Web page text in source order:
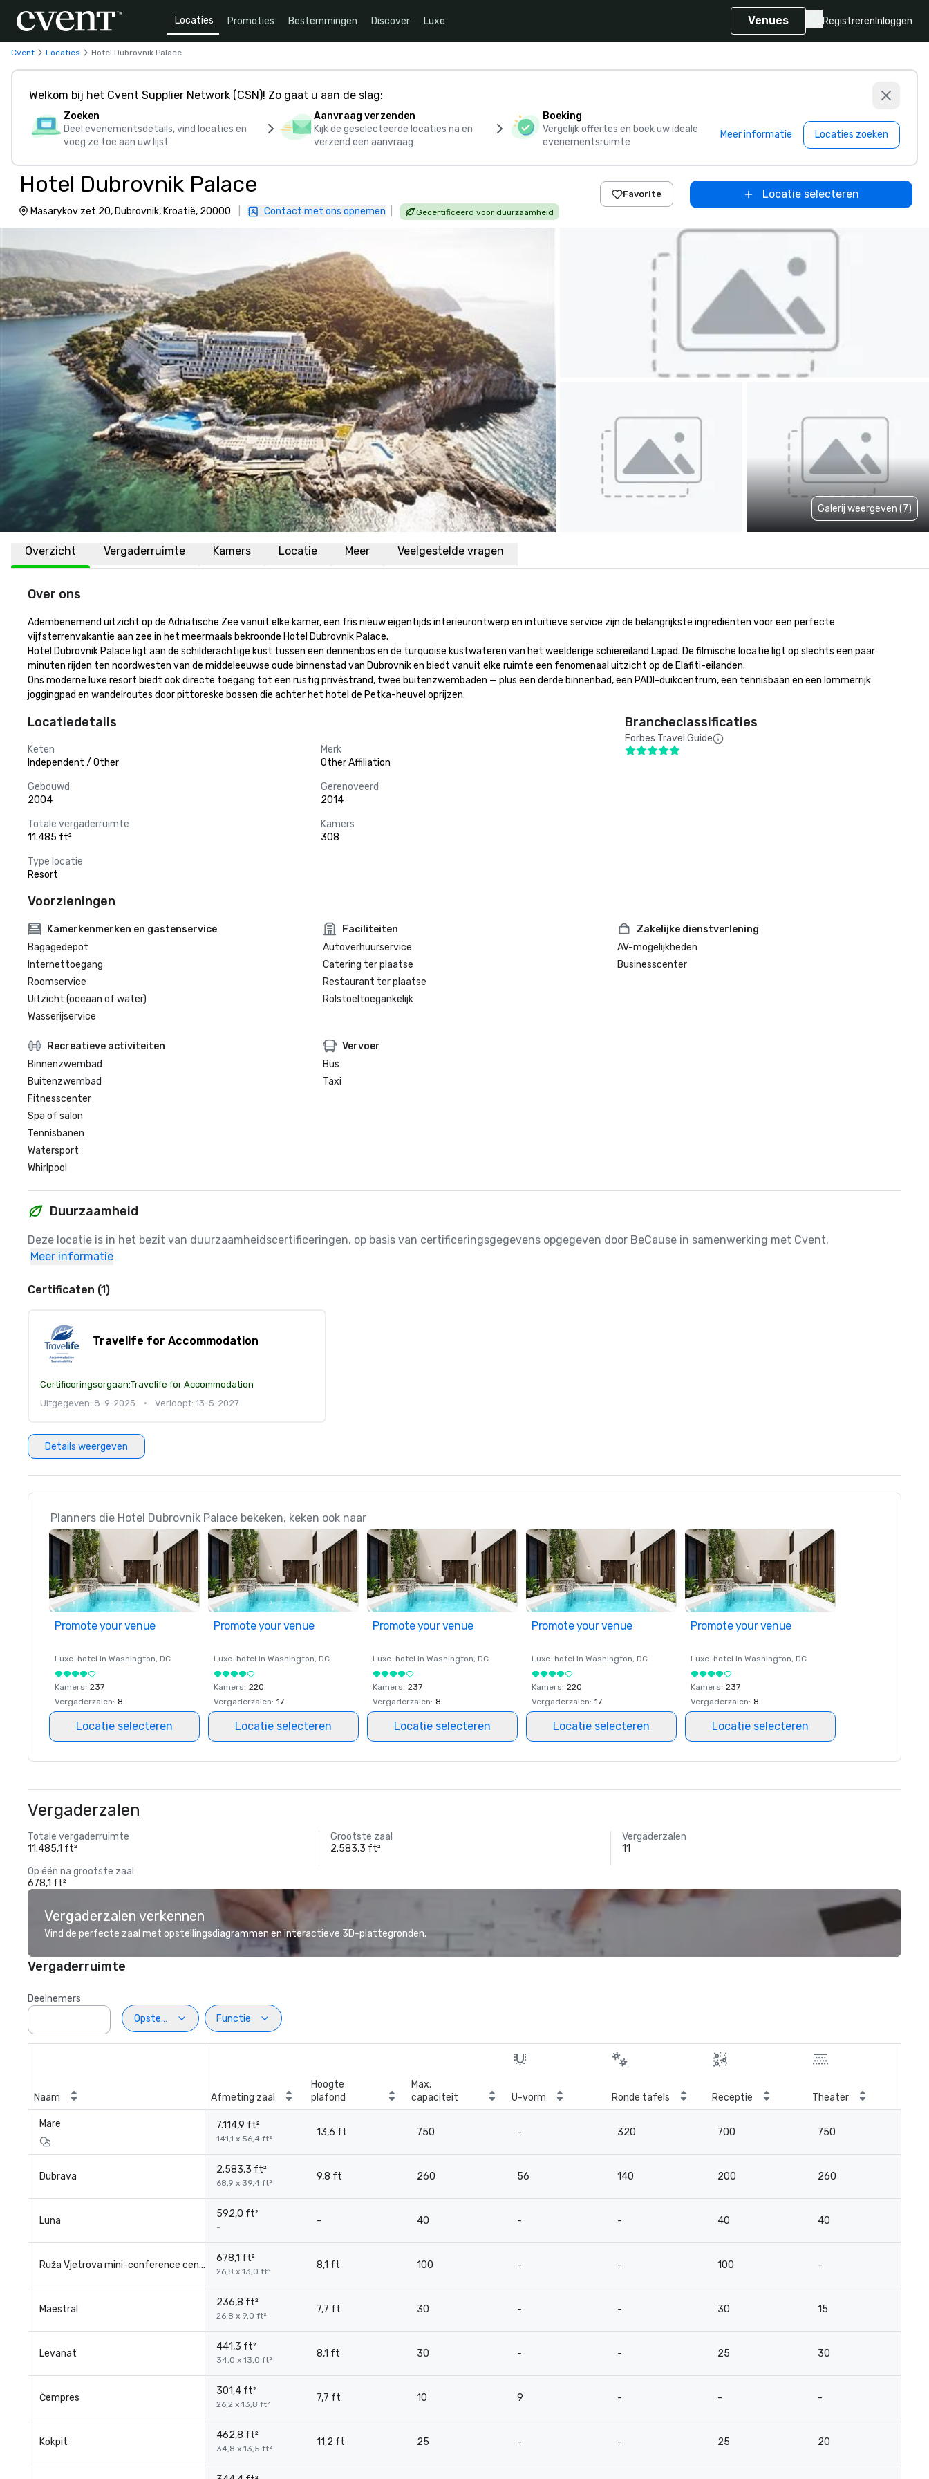
Locaties Promoties Bestemmingen Discover Luxe Venues Registreren Inloggen
Cvent Locaties Hotel Dubrovnik Palace
Welkom bij het Cvent Supplier Network (CSN)! Zo gaat u aan de slag:
Zoeken
Deel evenementsdetails, vind locaties en
voeg ze toe aan uw lijst
Aanvraag verzenden
Kijk de geselecteerde locaties na en
verzend een aanvraag
Boeking
Vergelijk offertes en boek uw ideale
evenementsruimte
Meer informatie Locaties zoeken
Hotel Dubrovnik Palace
Masarykov zet 20, Dubrovnik, Kroatië, 20000 Contact met ons opnemen Gecertificeerd voor duurzaamheid
Favorite Locatie selecteren
Galerij weergeven (7)
Overzicht Vergaderruimte Kamers Locatie Meer Veelgestelde vragen
Over ons
Adembenemend uitzicht op de Adriatische Zee vanuit elke kamer, een fris nieuw eigentijds interieurontwerp en intuïtieve service zijn de belangrijkste ingrediënten voor een perfecte
vijfsterrenvakantie aan zee in het meermaals bekroonde Hotel Dubrovnik Palace.
Hotel Dubrovnik Palace ligt aan de schilderachtige kust tussen een dennenbos en de turquoise kustwateren van het weelderige schiereiland Lapad. De filmische locatie ligt op slechts een paar
minuten rijden ten noordwesten van de middeleeuwse oude binnenstad van Dubrovnik en biedt vanuit elke ruimte een fenomenaal uitzicht op de Elafiti-eilanden.
Ons moderne luxe resort biedt ook directe toegang tot een rustig privéstrand, twee buitenzwembaden — plus een derde binnenbad, een PADI-duikcentrum, een tennisbaan en een lommerrijk
joggingpad en wandelroutes door pittoreske bossen die achter het hotel de Petka-heuvel oprijzen.
Locatiedetails
Keten
Independent / Other
Merk
Other Affiliation
Gebouwd
2004
Gerenoveerd
2014
Totale vergaderruimte
11.485 ft²
Kamers
308
Type locatie
Resort
Brancheclassificaties
Forbes Travel Guide
Voorzieningen
Kamerkenmerken en gastenservice
Bagagedepot
Internettoegang
Roomservice
Uitzicht (oceaan of water)
Wasserijservice
Faciliteiten
Autoverhuurservice
Catering ter plaatse
Restaurant ter plaatse
Rolstoeltoegankelijk
Zakelijke dienstverlening
AV-mogelijkheden
Businesscenter
Recreatieve activiteiten
Binnenzwembad
Buitenzwembad
Fitnesscenter
Spa of salon
Tennisbanen
Watersport
Whirlpool
Vervoer
Bus
Taxi
Duurzaamheid
Deze locatie is in het bezit van duurzaamheidscertificeringen, op basis van certificeringsgegevens opgegeven door BeCause in samenwerking met Cvent.
Meer informatie
Certificaten (1)
Travelife for Accommodation
Certificeringsorgaan:Travelife for Accommodation
Uitgegeven: 8-9-2025
• Verloopt: 13-5-2027
Details weergeven
Planners die Hotel Dubrovnik Palace bekeken, keken ook naar
Promote your venue
Luxe-hotel in Washington, DC
Kamers: 237
Vergaderzalen: 8
Locatie selecteren
Promote your venue
Luxe-hotel in Washington, DC
Kamers: 220
Vergaderzalen: 17
Locatie selecteren
Promote your venue
Luxe-hotel in Washington, DC
Kamers: 237
Vergaderzalen: 8
Locatie selecteren
Promote your venue
Luxe-hotel in Washington, DC
Kamers: 220
Vergaderzalen: 17
Locatie selecteren
Promote your venue
Luxe-hotel in Washington, DC
Kamers: 237
Vergaderzalen: 8
Locatie selecteren
Vergaderzalen
Totale vergaderruimte
11.485,1 ft²
Grootste zaal
2.583,3 ft²
Vergaderzalen
11
Op één na grootste zaal
678,1 ft²
Vergaderzalen verkennen
Vind de perfecte zaal met opstellingsdiagrammen en interactieve 3D-plattegronden.
Vergaderruimte
Deelnemers
Opstelling
Functie
Naam Afmeting zaal
Hoogte
plafond
Max.
capaciteit
U-vorm Ronde tafels Receptie Theater
Mare 7.114,9 ft²
141,1 x 56,4 ft²
13,6 ft 750 - 320 700 750
Dubrava
2.583,3 ft²
68,9 x 39,4 ft²
9,8 ft 260 56 140 200 260
Luna
592,0 ft²
-
- 40 - - 40 40
Ruža Vjetrova mini-conference centre
678,1 ft²
26,8 x 13,0 ft²
8,1 ft 100 - - 100 -
Maestral
236,8 ft²
26,8 x 9,0 ft²
7,7 ft 30 - - 30 15
Levanat
441,3 ft²
34,0 x 13,0 ft²
8,1 ft 30 - - 25 30
Čempres
301,4 ft²
26,2 x 13,8 ft²
7,7 ft 10 9 - - -
Kokpit
462,8 ft²
34,8 x 13,5 ft²
11,2 ft 25 - - 25 20